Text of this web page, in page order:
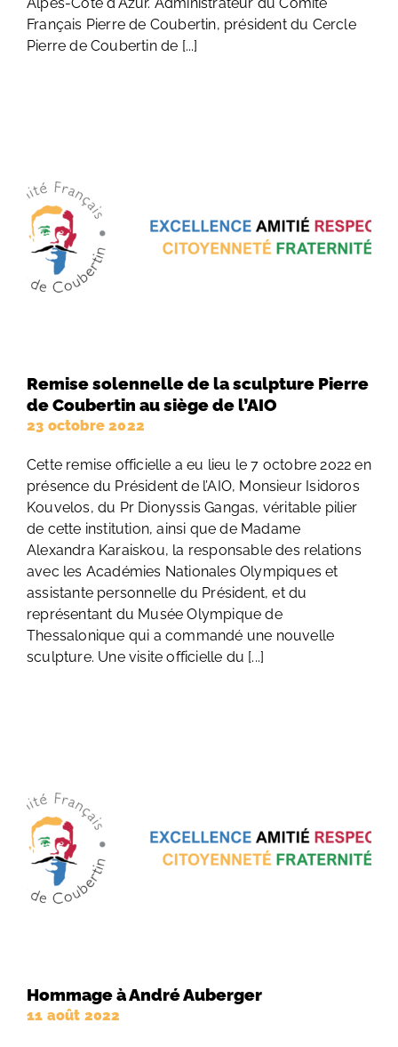
Français Pierre de Coubertin, président du Cercle
Pierre de Coubertin de [...]
Remise solennelle de la sculpture Pierre
de Coubertin au siège de l’AIO
23 octobre 2022
Cette remise officielle a eu lieu le 7 octobre 2022 en
présence du Président de l’AIO, Monsieur Isidoros
Kouvelos, du Pr Dionyssis Gangas, véritable pilier
de cette institution, ainsi que de Madame
Alexandra Karaiskou, la responsable des relations
avec les Académies Nationales Olympiques et
assistante personnelle du Président, et du
représentant du Musée Olympique de
Thessalonique qui a commandé une nouvelle
sculpture. Une visite officielle du [...]
Hommage à André Auberger
11 août 2022